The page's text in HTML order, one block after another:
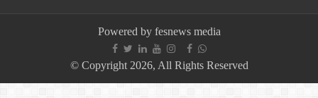
Powered by fesnews media
© Copyright 2026, All Rights Reserved